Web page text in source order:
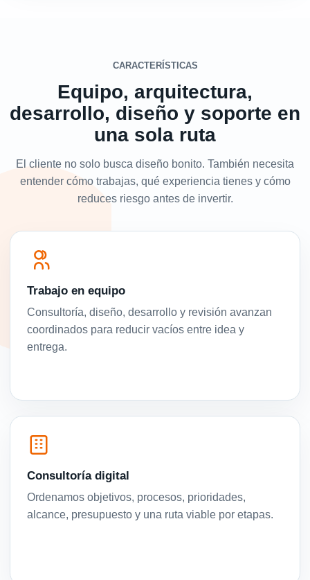
CARACTERÍSTICAS
Equipo, arquitectura,
desarrollo, diseño y soporte en
una sola ruta
El cliente no solo busca diseño bonito. También necesita
entender cómo trabajas, qué experiencia tienes y cómo
reduces riesgo antes de invertir.
Trabajo en equipo
Consultoría, diseño, desarrollo y revisión avanzan
coordinados para reducir vacíos entre idea y
entrega.
Consultoría digital
Ordenamos objetivos, procesos, prioridades,
alcance, presupuesto y una ruta viable por etapas.